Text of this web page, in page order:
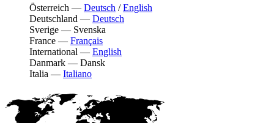
Österreich — Deutsch /English
Deutschland — Deutsch
Sverige — Svenska
France — Français
International — English
Danmark — Dansk
Italia — Italiano